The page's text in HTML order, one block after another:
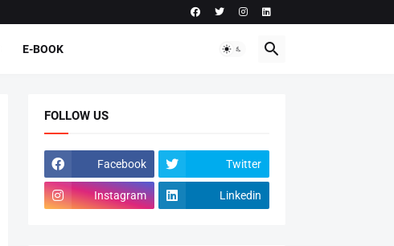
E-BOOK
FOLLOW US
Facebook Twitter
Instagram Linkedin